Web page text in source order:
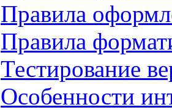
Правила
Правила
Тестирование
Особенности